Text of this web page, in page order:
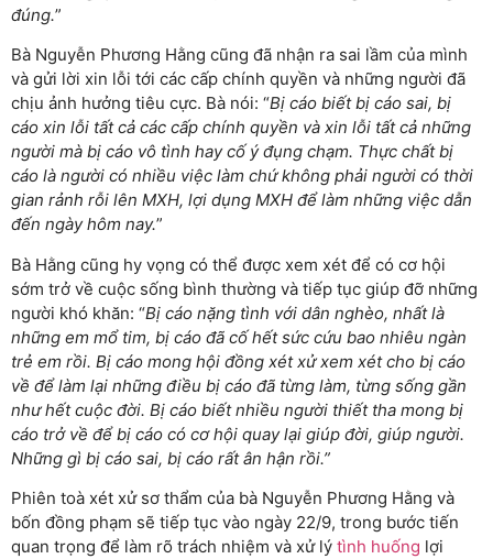
đúng.”
Bà Nguyễn Phương Hằng cũng đã nhận ra sai lầm của mình
và gửi lời xin lỗi tới các cấp chính quyền và những người đã
chịu ảnh hưởng tiêu cực. Bà nói: “Bị cáo biết bị cáo sai, bị
cáo xin lỗi tất cả các cấp chính quyền và xin lỗi tất cả những
người mà bị cáo vô tình hay cố ý đụng chạm. Thực chất bị
cáo là người có nhiều việc làm chứ không phải người có thời
gian rảnh rỗi lên MXH, lợi dụng MXH để làm những việc dẫn
đến ngày hôm nay.”
Bà Hằng cũng hy vọng có thể được xem xét để có cơ hội
sớm trở về cuộc sống bình thường và tiếp tục giúp đỡ những
người khó khăn: “Bị cáo nặng tình với dân nghèo, nhất là
những em mổ tim, bị cáo đã cố hết sức cứu bao nhiêu ngàn
trẻ em rồi. Bị cáo mong hội đồng xét xử xem xét cho bị cáo
về để làm lại những điều bị cáo đã từng làm, từng sống gần
như hết cuộc đời. Bị cáo biết nhiều người thiết tha mong bị
cáo trở về để bị cáo có cơ hội quay lại giúp đời, giúp người.
Những gì bị cáo sai, bị cáo rất ân hận rồi.”
Phiên toà xét xử sơ thẩm của bà Nguyễn Phương Hằng và
bốn đồng phạm sẽ tiếp tục vào ngày 22/9, trong bước tiến
quan trọng để làm rõ trách nhiệm và xử lý tình huống lợi